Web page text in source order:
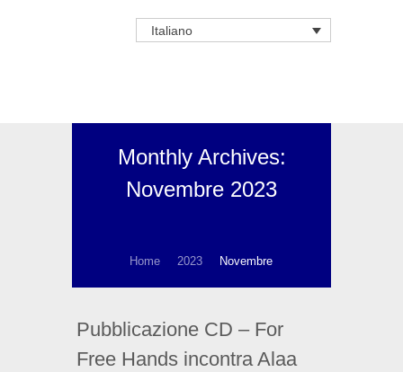
Italiano
Monthly Archives:
Novembre 2023
Home 2023 Novembre
Pubblicazione CD – For
Free Hands incontra Alaa